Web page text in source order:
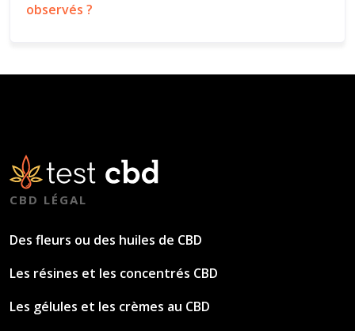
observés ?
CBD LÉGAL
Des fleurs ou des huiles de CBD
Les résines et les concentrés CBD
Les gélules et les crèmes au CBD